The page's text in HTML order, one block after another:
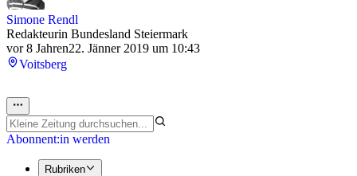
Simone Rendl
Redakteurin Bundesland Steiermark
vor 8 Jahren22. Jänner 2019 um 10:43
Voitsberg
Abonnent:in werden
Rubriken